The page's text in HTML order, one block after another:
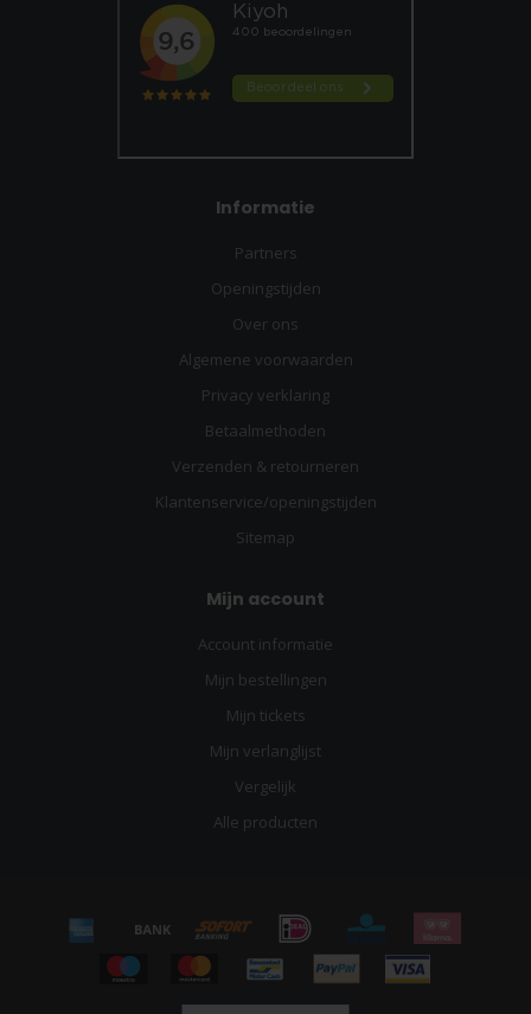
Informatie
Partners
Openingstijden
Over ons
Algemene voorwaarden
Privacy verklaring
Betaalmethoden
Verzenden & retourneren
Klantenservice/openingstijden
Sitemap
Mijn account
Account informatie
Mijn bestellingen
Mijn tickets
Mijn verlanglijst
Vergelijk
Alle producten